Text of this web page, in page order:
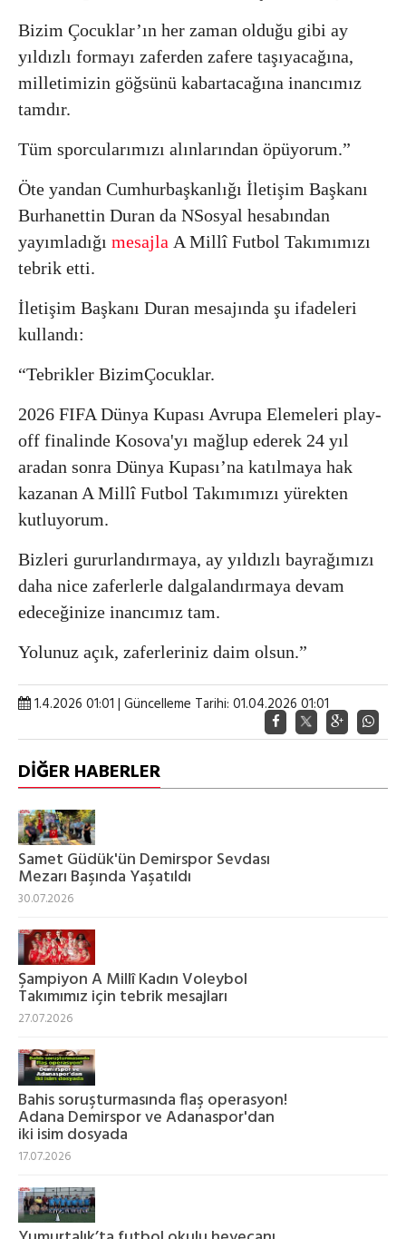
Bizim Çocuklar’ın her zaman olduğu gibi ay
yıldızlı formayı zaferden zafere taşıyacağına,
milletimizin göğsünü kabartacağına inancımız
tamdır.
Tüm sporcularımızı alınlarından öpüyorum.”
Öte yandan Cumhurbaşkanlığı İletişim Başkanı
Burhanettin Duran da NSosyal hesabından
yayımladığı mesajla A Millî Futbol Takımımızı
tebrik etti.
İletişim Başkanı Duran mesajında şu ifadeleri
kullandı:
“Tebrikler BizimÇocuklar.
2026 FIFA Dünya Kupası Avrupa Elemeleri play-
off finalinde Kosova'yı mağlup ederek 24 yıl
aradan sonra Dünya Kupası’na katılmaya hak
kazanan A Millî Futbol Takımımızı yürekten
kutluyorum.
Bizleri gururlandırmaya, ay yıldızlı bayrağımızı
daha nice zaferlerle dalgalandırmaya devam
edeceğinize inancımız tam.
Yolunuz açık, zaferleriniz daim olsun.”
1.4.2026 01:01 | Güncelleme Tarihi: 01.04.2026 01:01
DİĞER HABERLER
Samet Güdük'ün Demirspor Sevdası
Mezarı Başında Yaşatıldı
30.07.2026
Şampiyon A Millî Kadın Voleybol
Takımımız için tebrik mesajları
27.07.2026
Bahis soruşturmasında flaş operasyon!
Adana Demirspor ve Adanaspor'dan
iki isim dosyada
17.07.2026